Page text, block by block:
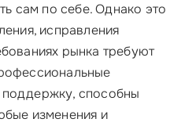
сам по себе. Однако это
исправления
рынка требуют
способны
изменения и